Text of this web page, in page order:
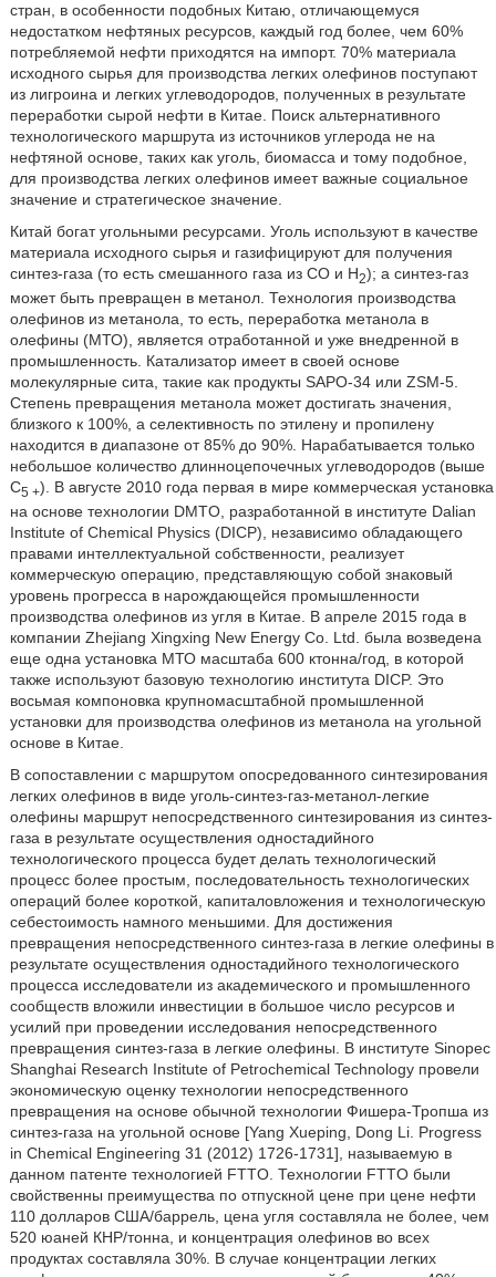
стран, в особенности подобных Китаю, отличающемуся
недостатком нефтяных ресурсов, каждый год более, чем 60%
потребляемой нефти приходятся на импорт. 70% материала
исходного сырья для производства легких олефинов поступают
из лигроина и легких углеводородов, полученных в результате
переработки сырой нефти в Китае. Поиск альтернативного
технологического маршрута из источников углерода не на
нефтяной основе, таких как уголь, биомасса и тому подобное,
для производства легких олефинов имеет важные социальное
значение и стратегическое значение.
Китай богат угольными ресурсами. Уголь используют в качестве
материала исходного сырья и газифицируют для получения
синтез-газа (то есть смешанного газа из СО и Н2); а синтез-газ
может быть превращен в метанол. Технология производства
олефинов из метанола, то есть, переработка метанола в
олефины (МТО), является отработанной и уже внедренной в
промышленность. Катализатор имеет в своей основе
молекулярные сита, такие как продукты SAPO-34 или ZSM-5.
Степень превращения метанола может достигать значения,
близкого к 100%, а селективность по этилену и пропилену
находится в диапазоне от 85% до 90%. Нарабатывается только
небольшое количество длинноцепочечных углеводородов (выше
С5 +). В августе 2010 года первая в мире коммерческая установка
на основе технологии DMTO, разработанной в институте Dalian
Institute of Chemical Physics (DICP), независимо обладающего
правами интеллектуальной собственности, реализует
коммерческую операцию, представляющую собой знаковый
уровень прогресса в нарождающейся промышленности
производства олефинов из угля в Китае. В апреле 2015 года в
компании Zhejiang Xingxing New Energy Co. Ltd. была возведена
еще одна установка МТО масштаба 600 ктонна/год, в которой
также используют базовую технологию института DICP. Это
восьмая компоновка крупномасштабной промышленной
установки для производства олефинов из метанола на угольной
основе в Китае.
В сопоставлении с маршрутом опосредованного синтезирования
легких олефинов в виде уголь-синтез-газ-метанол-легкие
олефины маршрут непосредственного синтезирования из синтез-
газа в результате осуществления одностадийного
технологического процесса будет делать технологический
процесс более простым, последовательность технологических
операций более короткой, капиталовложения и технологическую
себестоимость намного меньшими. Для достижения
превращения непосредственного синтез-газа в легкие олефины в
результате осуществления одностадийного технологического
процесса исследователи из академического и промышленного
сообществ вложили инвестиции в большое число ресурсов и
усилий при проведении исследования непосредственного
превращения синтез-газа в легкие олефины. В институте Sinopec
Shanghai Research Institute of Petrochemical Technology провели
экономическую оценку технологии непосредственного
превращения на основе обычной технологии Фишера-Тропша из
синтез-газа на угольной основе [Yang Xueping, Dong Li. Progress
in Chemical Engineering 31 (2012) 1726-1731], называемую в
данном патенте технологией FTTO. Технологии FTTO были
свойственны преимущества по отпускной цене при цене нефти
110 долларов США/баррель, цена угля составляла не более, чем
520 юаней КНР/тонна, и концентрация олефинов во всех
продуктах составляла 30%. В случае концентрации легких